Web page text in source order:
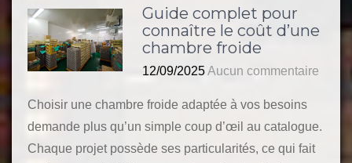
Guide complet pour
connaître le coût d’une
chambre froide
12/09/2025Aucun commentaire
Choisir une chambre froide adaptée à vos besoins
demande plus qu’un simple coup d’œil au catalogue.
Chaque projet possède ses particularités, ce qui fait